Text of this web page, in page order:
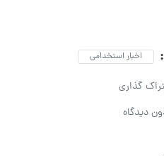
اخبار استخدامی
گذاری
دیدگاه